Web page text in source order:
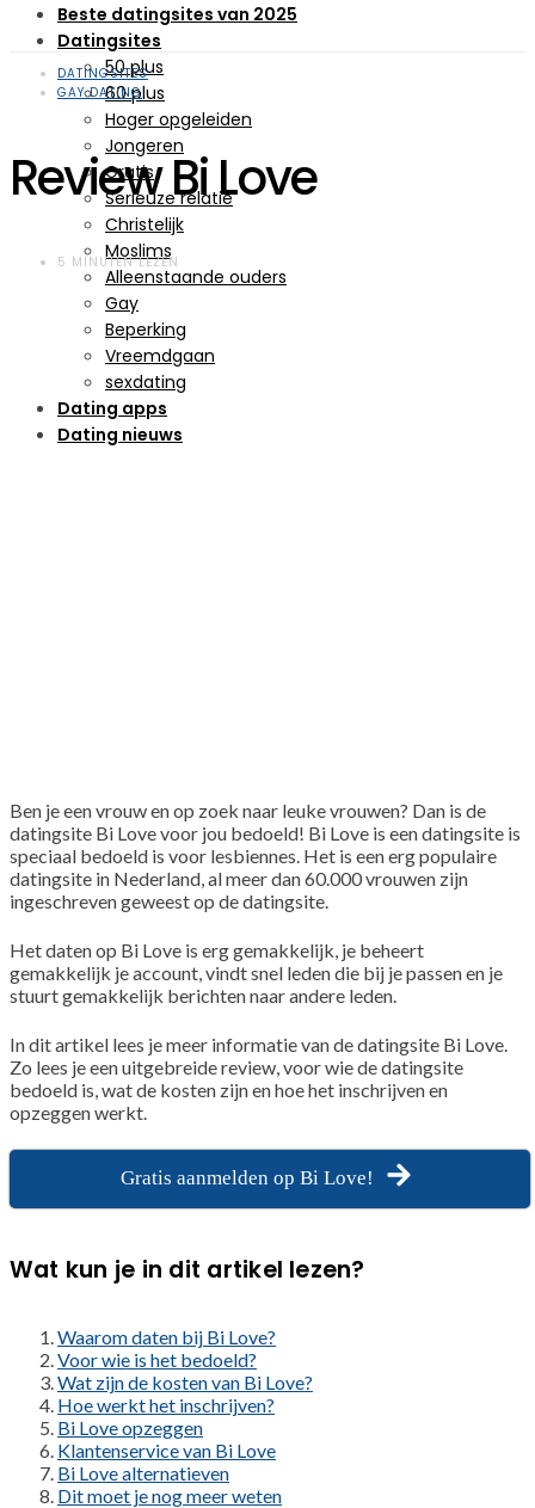
Beste datingsites van 2025
Datingsites
50 plus
60 plus
Hoger opgeleiden
Jongeren
Gratis
Serieuze relatie
Christelijk
Moslims
Alleenstaande ouders
Gay
Beperking
Vreemdgaan
sexdating
Dating apps
Dating nieuws
DATINGSITES
GAY DATING
Review Bi Love
5 MINUTEN LEZEN
Ben je een vrouw en op zoek naar leuke vrouwen? Dan is de
datingsite Bi Love voor jou bedoeld! Bi Love is een datingsite is
speciaal bedoeld is voor lesbiennes. Het is een erg populaire
datingsite in Nederland, al meer dan 60.000 vrouwen zijn
ingeschreven geweest op de datingsite.
Het daten op Bi Love is erg gemakkelijk, je beheert
gemakkelijk je account, vindt snel leden die bij je passen en je
stuurt gemakkelijk berichten naar andere leden.
In dit artikel lees je meer informatie van de datingsite Bi Love.
Zo lees je een uitgebreide review, voor wie de datingsite
bedoeld is, wat de kosten zijn en hoe het inschrijven en
opzeggen werkt.
Gratis aanmelden op Bi Love!
Wat kun je in dit artikel lezen?
Waarom daten bij Bi Love?
Voor wie is het bedoeld?
Wat zijn de kosten van Bi Love?
Hoe werkt het inschrijven?
Bi Love opzeggen
Klantenservice van Bi Love
Bi Love alternatieven
Dit moet je nog meer weten